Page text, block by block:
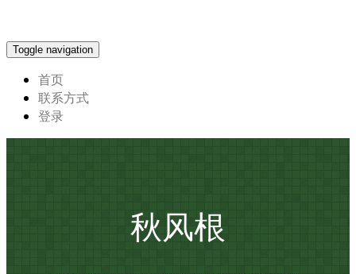
Toggle navigation
首页
联系方式
登录
秋风根